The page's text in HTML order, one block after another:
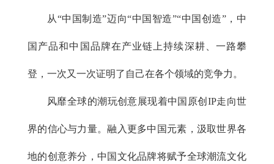
从“中国制造”迈向“中国智造”“中国创造”，中
国产品和中国品牌在产业链上持续深耕、一路攀
登，一次又一次证明了自己在各个领域的竞争力。
风靡全球的潮玩创意展现着中国原创IP走向世
界的信心与力量。融入更多中国元素，汲取世界各
地的创意养分，中国文化品牌将赋予全球潮流文化